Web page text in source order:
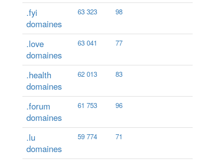
.fyi
domaines
63 323 98
.love
domaines
63 041 77
.health
domaines
62 013 83
.forum
domaines
61 753 96
.lu
domaines
59 774 71